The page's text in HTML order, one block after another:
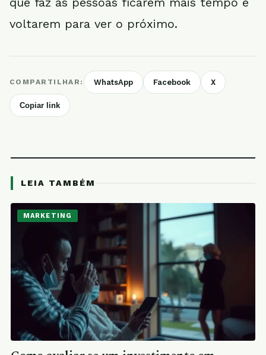
voltarem para ver o próximo.
COMPARTILHAR: WhatsApp Facebook X
Copiar link
LEIA TAMBÉM
MARKETING